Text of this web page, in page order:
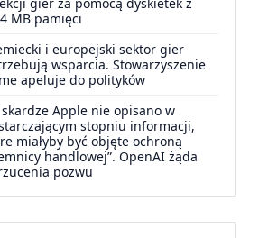
MB pamięci
i europejski sektor gier
wsparcia. Stowarzyszenie
apeluje do polityków
skardze Apple nie opisano w
stopniu informacji,
miałyby być objęte ochroną
handlowej”. OpenAI żąda
pozwu